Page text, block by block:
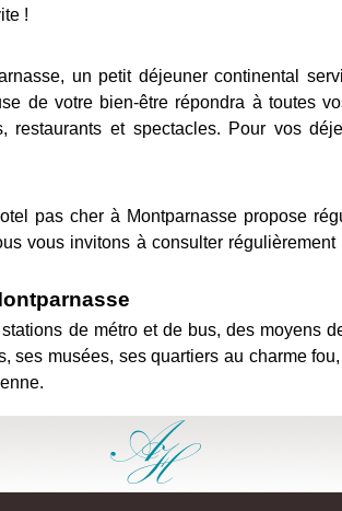
!
un petit déjeuner continental
de votre bien-être répondra à toutes
et spectacles. Pour vos
pas cher à Montparnasse propose
vous invitons à consulter
de métro et de bus, des moyens
musées, ses quartiers au charme